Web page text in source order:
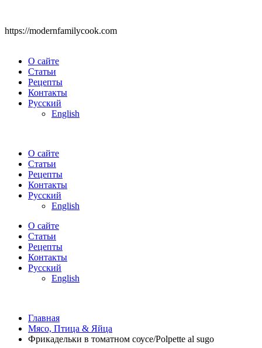
https://modernfamilycook.com
О сайте
Статьи
Рецепты
Контакты
Русский
English
О сайте
Статьи
Рецепты
Контакты
Русский
English
О сайте
Статьи
Рецепты
Контакты
Русский
English
Главная
Мясо, Птица & Яйца
Фрикадельки в томатном соусе/Polpette al sugo